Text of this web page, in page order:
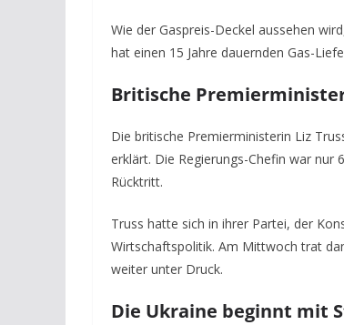
Wie der Gaspreis-Deckel aussehen
hat einen 15 Jahre dauernden Gas-
Britische
Die britische Premierministerin Liz
erklärt. Die Regierungs-Chefin war nur
Rücktritt.
Truss hatte sich in ihrer Partei, der
Wirtschaftspolitik. Am Mittwoch trat
weiter unter Druck.
Die Ukraine beginnt mit